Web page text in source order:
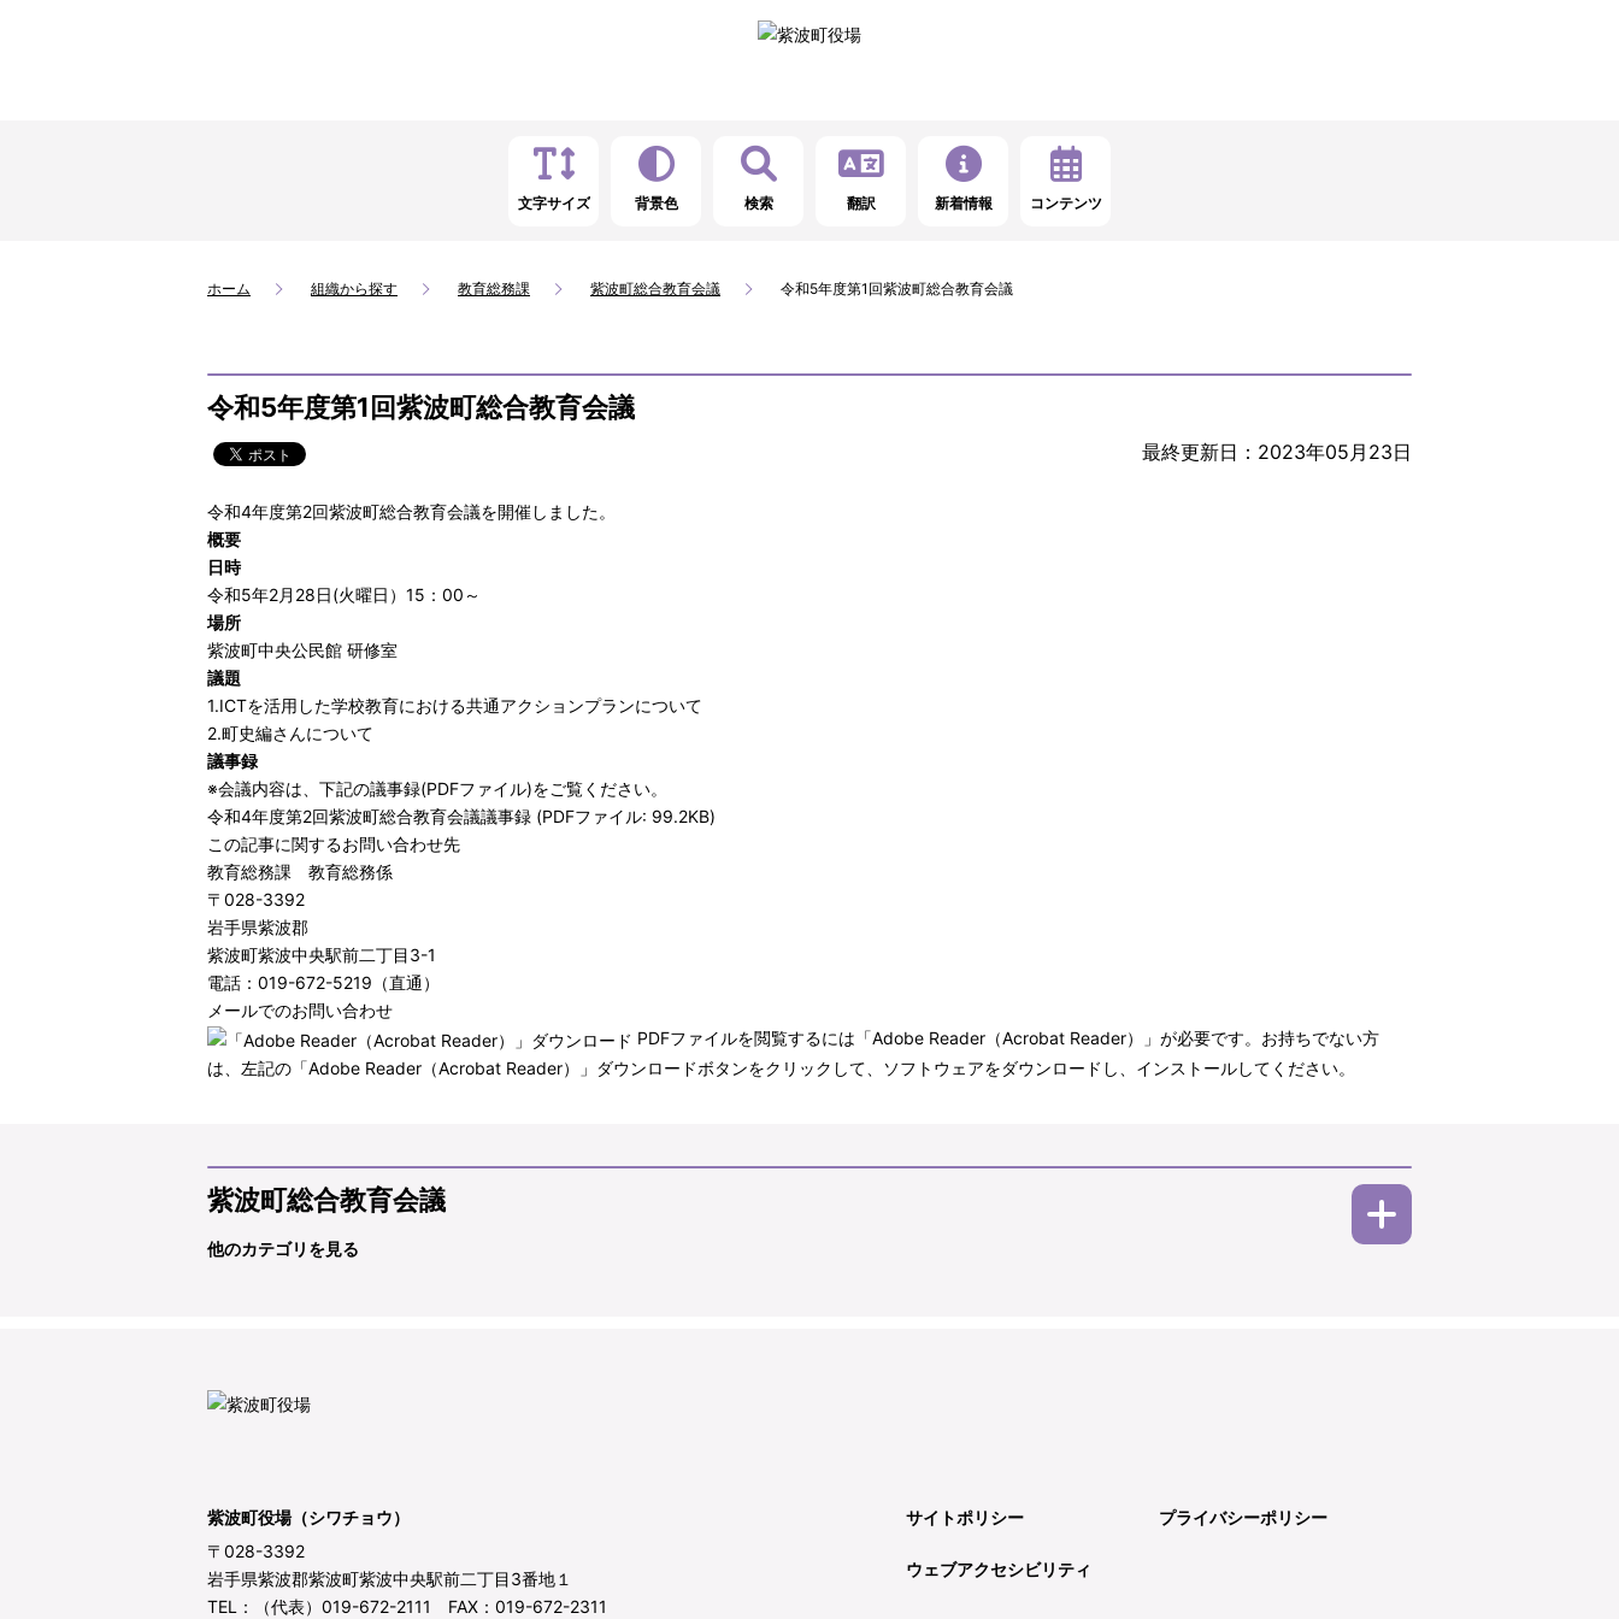
文字サイズ 背景色 検索 翻訳 新着情報 コンテンツ
ホーム 組織から探す 教育総務課 紫波町総合教育会議 令和5年度第1回紫波町総合教育会議
令和5年度第1回紫波町総合教育会議
最終更新日：2023年05月23日
令和4年度第2回紫波町総合教育会議を開催しました。
概要
日時
令和5年2月28日(火曜日）15：00～
場所
紫波町中央公民館 研修室
議題
1.ICTを活用した学校教育における共通アクションプランについて
2.町史編さんについて
議事録
※会議内容は、下記の議事録(PDFファイル)をご覧ください。
令和4年度第2回紫波町総合教育会議議事録 (PDFファイル: 99.2KB)
この記事に関するお問い合わせ先
教育総務課 教育総務係
〒028-3392
岩手県紫波郡
紫波町紫波中央駅前二丁目3-1
電話：019-672-5219（直通）
メールでのお問い合わせ
PDFファイルを閲覧するには「Adobe Reader（Acrobat Reader）」が必要です。お持ちでない方
は、左記の「Adobe Reader（Acrobat Reader）」ダウンロードボタンをクリックして、ソフトウェアをダウンロードし、インストールしてください。
紫波町総合教育会議
他のカテゴリを見る
紫波町役場（シワチョウ）
〒028-3392
岩手県紫波郡紫波町紫波中央駅前二丁目3番地１
TEL：（代表）019-672-2111 FAX：019-672-2311
サイトポリシー プライバシーポリシー
ウェブアクセシビリティ